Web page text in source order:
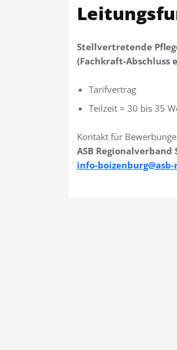
Stellvertretende
(Fachkraft-Abschluss
Tarifvertrag
Teilzeit = 30 bis 35
Kontakt für
ASB Regionalverband
info-